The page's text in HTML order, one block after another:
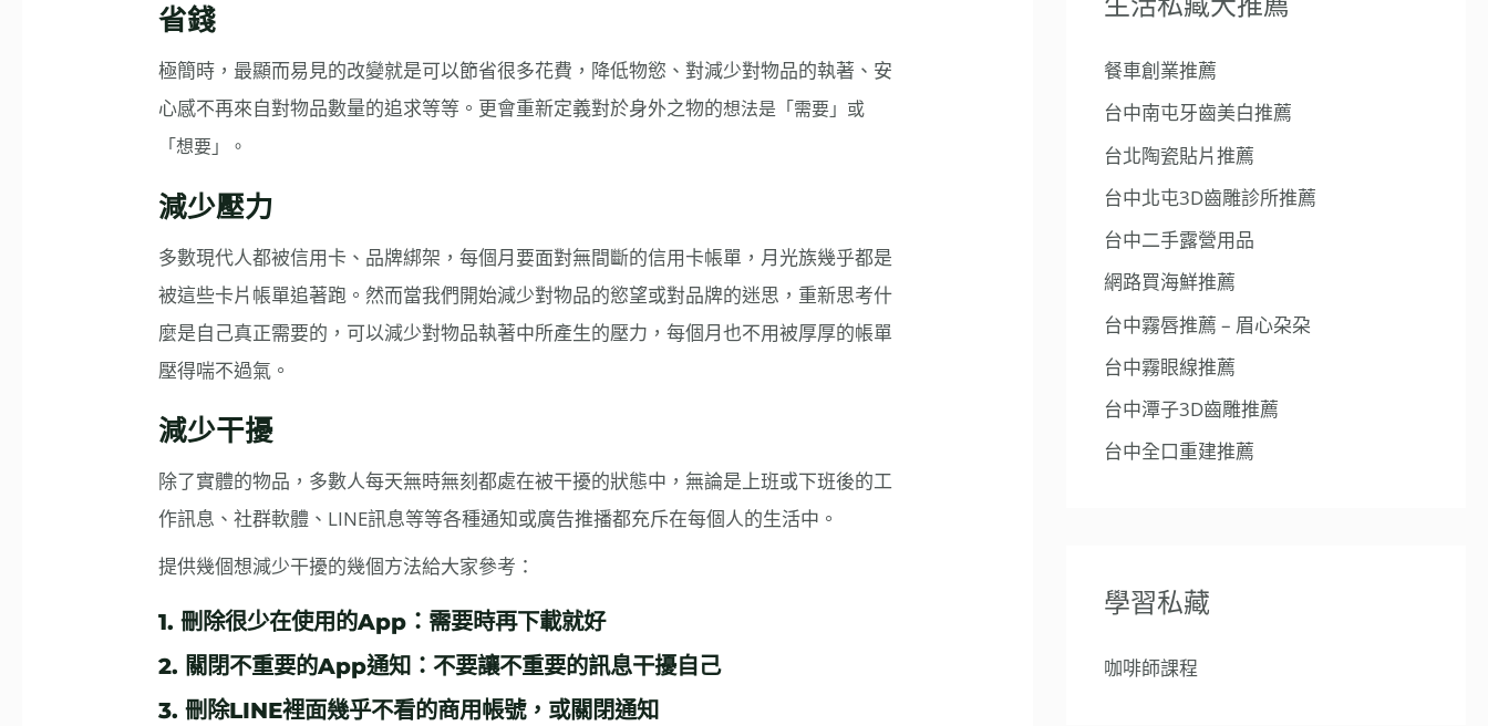
省錢
極簡時，最顯而易見的改變就是可以節省很多花費，降低物慾、對減少對物品的執著、安
心感不再來自對物品數量的追求等等。更會重新定義對於身外之物的想法是 「需要」或
「想要」。
減少壓力
多數現代人都被信用卡、品牌綁架，每個月要面對無間斷的信用卡帳單，月光族幾乎都是
被這些卡片帳單追著跑。然而當我們開始減少對物品的慾望或對品牌的迷思，重新思考什
麼是自己真正需要的，可以減少對物品執著中所產生的壓力，每個月也不用被厚厚的帳單
壓得喘不過氣。
減少干擾
除了實體的物品，多數人每天無時無刻都處在被干擾的狀態中，無論是上班或下班後的工
作訊息、社群軟體、LINE訊息等等各種通知或廣告推播都充斥在每個人的生活中。
提供幾個想減少干擾的幾個方法給大家參考：
1. 刪除很少在使用的App：需要時再下載就好
2. 關閉不重要的App通知：不要讓不重要的訊息干擾自己
3. 刪除LINE裡面幾乎不看的商用帳號，或關閉通知
餐車創業推薦
台中南屯牙齒美白推薦
台北陶瓷貼片推薦
台中北屯3D齒雕診所推薦
台中二手露營用品
網路買海鮮推薦
台中霧唇推薦 – 眉心朶朶
台中霧眼線推薦
台中潭子3D齒雕推薦
台中全口重建推薦
學習私藏
咖啡師課程